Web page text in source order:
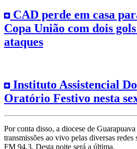
CAD perde em casa
Copa União com dois
ataques
Instituto Assistencial
Oratório Festivo nesta
Por conta disso, a diocese de
transmissões ao vivo pelas diversas
FM 94,3. Desta noite será a última.